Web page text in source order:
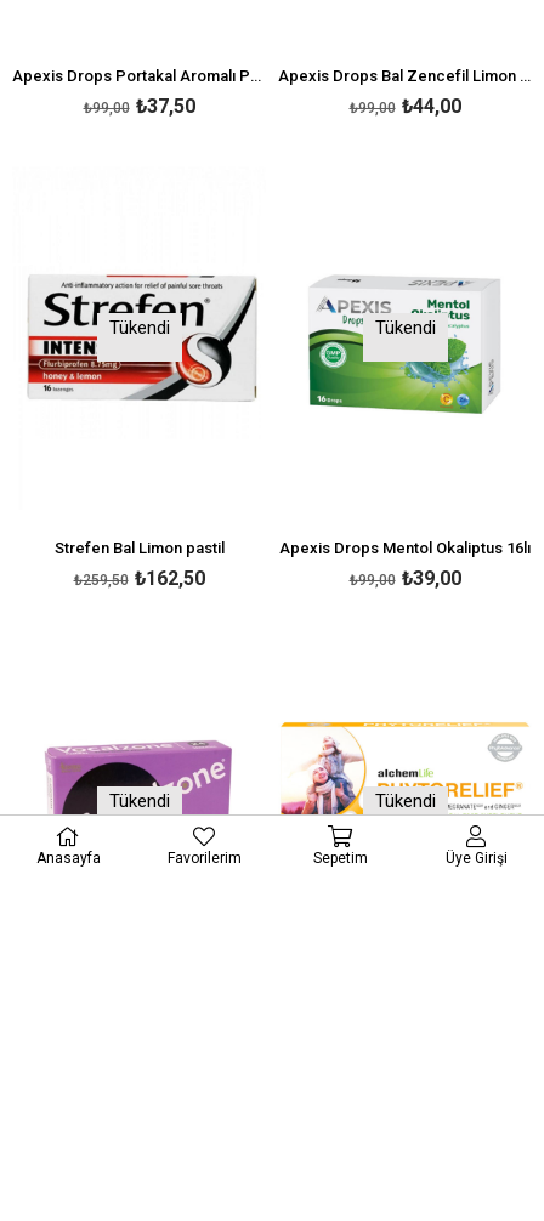
Apexis Drops Portakal Aromalı Pastil 16'lı
₺37,50
₺99,00
Apexis Drops Bal Zencefil Limon Aromalı Pastil 16'lı
₺44,00
₺99,00
Tükendi
Strefen Bal Limon pastil
₺162,50
₺259,50
Tükendi
Apexis Drops Mentol Okaliptus 16lı
₺39,00
₺99,00
Tükendi Tükendi
Anasayfa Favorilerim Sepetim Üye Girişi